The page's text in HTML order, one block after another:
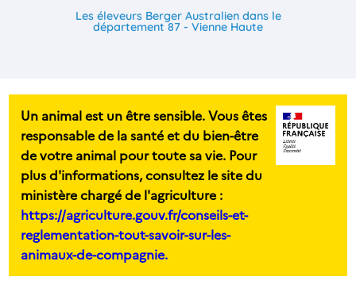
Les éleveurs Berger Australien dans le
département 87 - Vienne Haute
Un animal est un être sensible. Vous êtes
responsable de la santé et du bien-être
de votre animal pour toute sa vie. Pour
plus d'informations, consultez le site du
ministère chargé de l'agriculture :
https://agriculture.gouv.fr/conseils-et-
reglementation-tout-savoir-sur-les-
animaux-de-compagnie.